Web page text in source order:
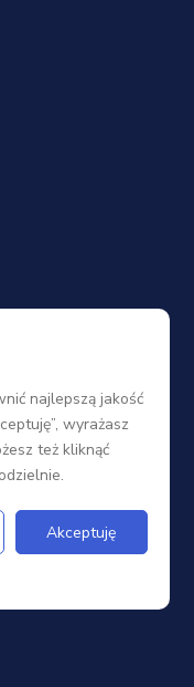
najlepszą jakość
wyrażasz
też kliknąć
Akceptuję